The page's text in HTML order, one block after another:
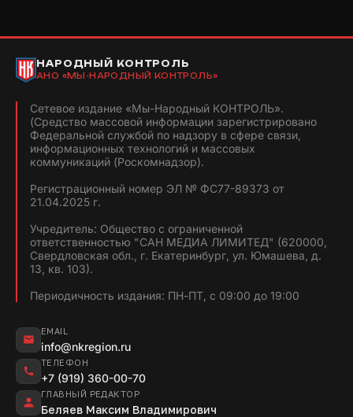
НАРОДНЫЙ КОНТРОЛЬ
АНО «МЫ-НАРОДНЫЙ КОНТРОЛЬ»
Сетевое издание «Мы-Народный КОНТРОЛЬ».
(Средство массовой информации зарегистрировано
Федеральной службой по надзору в сфере связи,
информационных технологий и массовых
коммуникаций (Роскомнадзор).
Регистрационный номер ЭЛ № ФС77-89373 от
21.04.2025 г.
Учредитель: Общество с ограниченной
ответственностью "САН МЕДИА ЛИМИТЕД" (620000,
Свердловская обл., г. Екатеринбург, ул. Юмашева, д.
13, кв. 103).
Периодичность издания: ПН-ПТ, с 09:00 до 19:00
EMAIL
info@nkregion.ru
ТЕЛЕФОН
+7 (919) 360-00-70
ГЛАВНЫЙ РЕДАКТОР
Беляев Максим Владимирович